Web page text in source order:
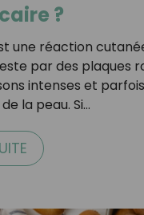
?
une réaction
par des plaques
intenses et
la peau. Si…